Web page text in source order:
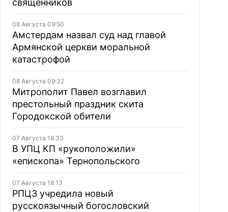
священников
08 Августа 09:50
Амстердам назвал суд над главой
Армянской церкви моральной
катастрофой
08 Августа 09:32
Митрополит Павел возглавил
престольный праздник скита
Городокской обители
07 Августа 18:33
В УПЦ КП «рукоположили»
«епископа» Тернопольского
07 Августа 18:13
РПЦЗ учредила новый
русскоязычный богословский